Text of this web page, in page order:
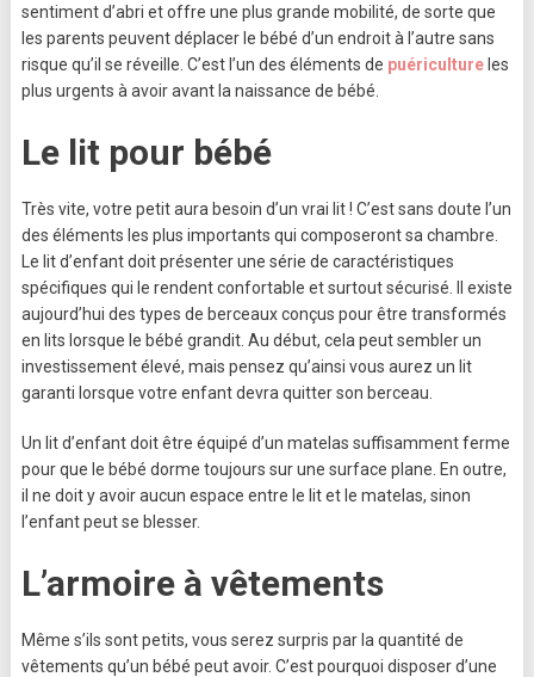
sentiment d’abri et offre une plus grande mobilité, de sorte que
les parents peuvent déplacer le bébé d’un endroit à l’autre sans
risque qu’il se réveille. C’est l’un des éléments de puéricultureles
plus urgents à avoir avant la naissance de bébé.
Le lit pour bébé
Très vite, votre petit aura besoin d’un vrai lit ! C’est sans doute l’un
des éléments les plus importants qui composeront sa chambre.
Le lit d’enfant doit présenter une série de caractéristiques
spécifiques qui le rendent confortable et surtout sécurisé. Il existe
aujourd’hui des types de berceaux conçus pour être transformés
en lits lorsque le bébé grandit. Au début, cela peut sembler un
investissement élevé, mais pensez qu’ainsi vous aurez un lit
garanti lorsque votre enfant devra quitter son berceau.
Un lit d’enfant doit être équipé d’un matelas suffisamment ferme
pour que le bébé dorme toujours sur une surface plane. En outre,
il ne doit y avoir aucun espace entre le lit et le matelas, sinon
l’enfant peut se blesser.
L’armoire à vêtements
Même s’ils sont petits, vous serez surpris par la quantité de
vêtements qu’un bébé peut avoir. C’est pourquoi disposer d’une